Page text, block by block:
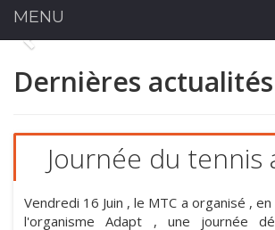
MENU
Précedent
Dernières actualités
Journée du tennis
Vendredi 16 Juin , le MTC a organisé ,
l'organisme Adapt , une journée